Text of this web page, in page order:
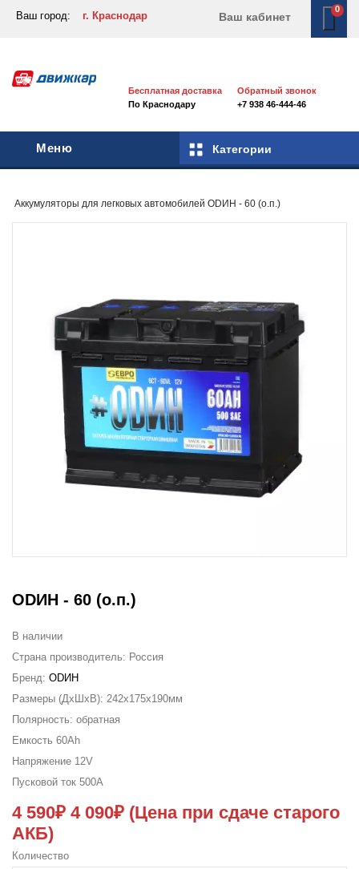
Ваш город: г. Краснодар Ваш кабинет
0
Бесплатная доставка
По Краснодару
Обратный звонок
+7 938 46-444-46
Меню Категории
Аккумуляторы для легковых автомобилей ODИН - 60 (о.п.)
ODИН - 60 (о.п.)
В наличии
Страна производитель: Россия
Бренд: ODИН
Размеры (ДxШxВ): 242x175x190мм
Полярность: обратная
Емкость 60Ah
Напряжение 12V
Пусковой ток 500A
4 590₽ 4 090₽ (Цена при сдаче старого
АКБ)
Количество